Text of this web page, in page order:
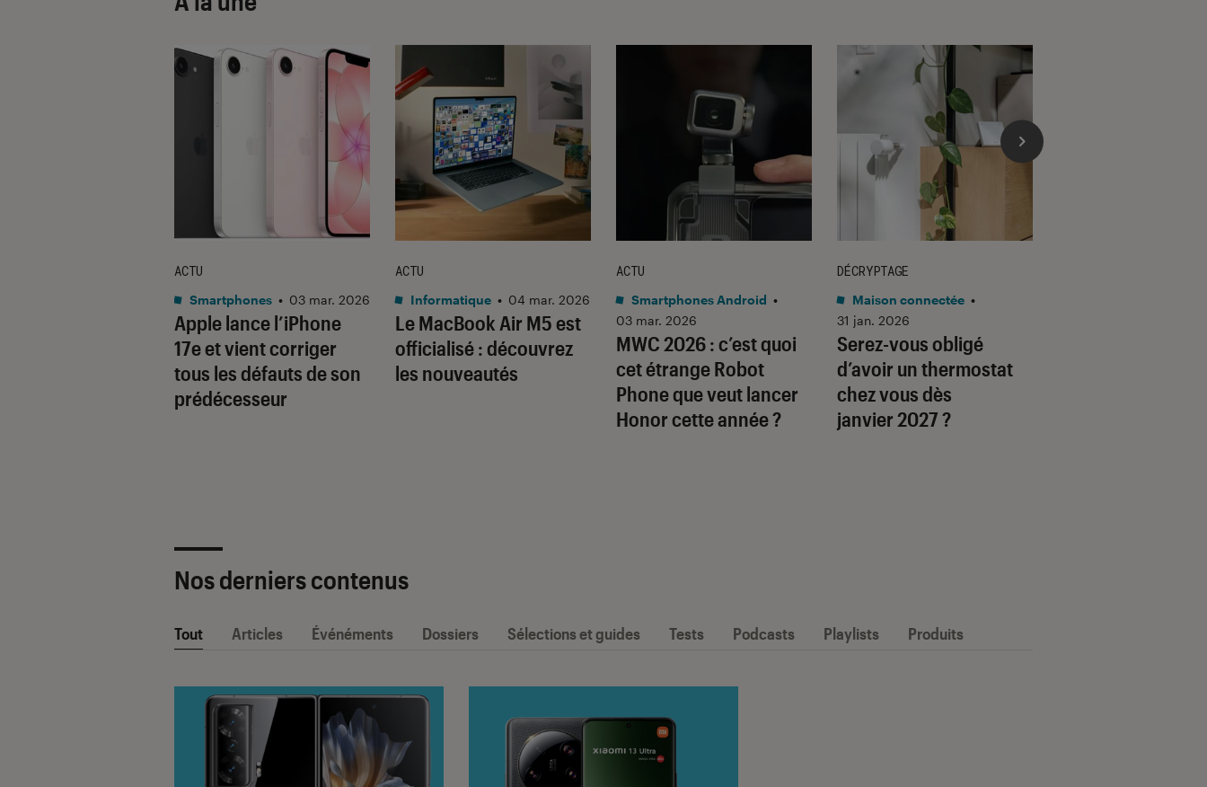
Apple lance l’iPhone
17e et vient corriger
tous les défauts de son
prédécesseur
ACTU
Smartphones • 03 mar. 2026
Le MacBook Air M5 est
officialisé : découvrez
les nouveautés
ACTU
Informatique • 04 mar. 2026
MWC 2026 : c’est quoi
cet étrange Robot
Phone que veut lancer
Honor cette année ?
ACTU
Smartphones Android •
03 mar. 2026
Serez-vous obligé
d’avoir un thermostat
chez vous dès
janvier 2027 ?
DÉCRYPTAGE
Maison connectée •
31 jan. 2026
Nos derniers contenus
Tout Articles Événéments Dossiers Sélections et guides Tests Podcasts Playlists Produits